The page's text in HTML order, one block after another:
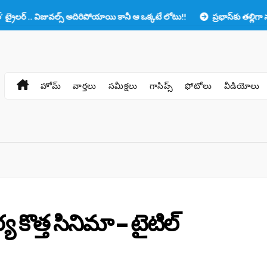
విజువల్స్ అదిరిపోయాయి కానీ ఆ ఒక్కటే లోటు!! ప్రభాస్‌కు తల్లిగా నటించాలా?
హోమ్ వార్తలు సమీక్షలు గాసిప్స్ ఫోటోలు వీడియోలు
కొత్త సినిమా – టైటిల్